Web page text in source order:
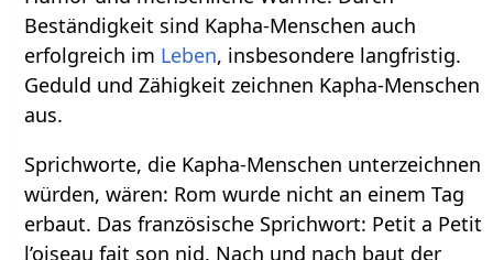
Beständigkeit sind Kapha-Menschen auch
erfolgreich im Leben, insbesondere langfristig.
Geduld und Zähigkeit zeichnen Kapha-Menschen
aus.
Sprichworte, die Kapha-Menschen unterzeichnen
würden, wären: Rom wurde nicht an einem Tag
erbaut. Das französische Sprichwort: Petit a Petit
l’oiseau fait son nid. Nach und nach baut der